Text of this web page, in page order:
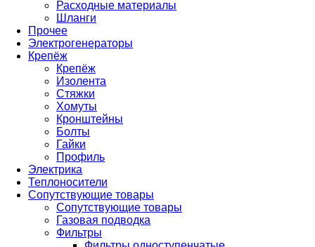
Расходные материалы
Шланги
Прочее
Электрогенераторы
Крепёж
Крепёж
Изолента
Стяжки
Хомуты
Кронштейны
Болты
Гайки
Профиль
Электрика
Теплоносители
Сопутствующие товары
Сопутствующие товары
Газовая подводка
Фильтры